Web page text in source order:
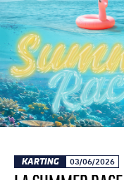
KARTING 03/06/2026